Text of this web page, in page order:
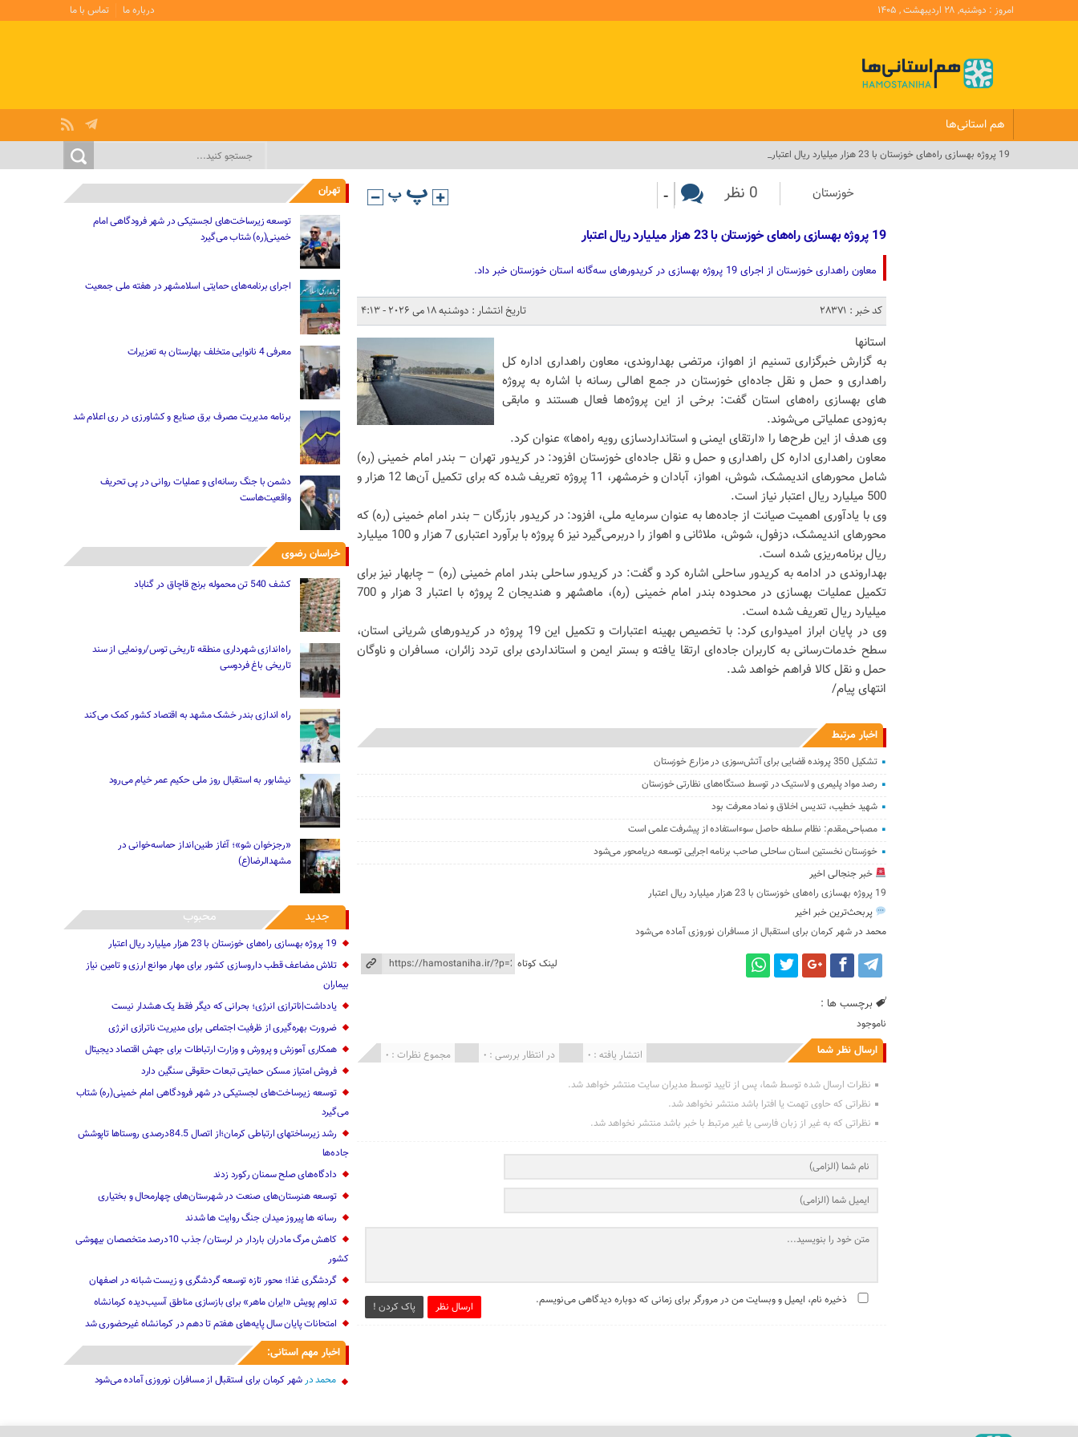
امروز : دوشنبه, ۲۸ اردیبهشت , ۱۴۰۵ درباره ما تماس با ما
هم استانی‌ها
19 پروژه بهسازی راه‌های خوزستان با 23 هزار میلیارد ریال اعتبار_
خوزستان 0 نظر -
19 پروژه بهسازی راه‌های خوزستان با 23 هزار میلیارد ریال اعتبار
معاون راهداری خوزستان از اجرای 19 پروژه بهسازی در کریدورهای سه‌گانه استان خوزستان خبر داد.
کد خبر : 28371
تاریخ انتشار : دوشنبه 18 می 2026 - 4:13
استانها
به گزارش خبرگزاری تسنیم از اهواز، مرتضی بهداروندی، معاون راهداری اداره کل
راهداری و حمل و نقل جاده‌ای خوزستان در جمع اهالی رسانه با اشاره به پروژه
های بهسازی راه‌های استان گفت: برخی از این پروژه‌ها فعال هستند و مابقی
به‌زودی عملیاتی می‌شوند.
وی هدف از این طرح‌ها را «ارتقای ایمنی و استانداردسازی رویه راه‌ها» عنوان کرد.
معاون راهداری اداره کل راهداری و حمل و نقل جاده‌ای خوزستان افزود: در کریدور تهران – بندر امام خمینی (ره)
شامل محورهای اندیمشک، شوش، اهواز، آبادان و خرمشهر، 11 پروژه تعریف شده که برای تکمیل آن‌ها 12 هزار و
500 میلیارد ریال اعتبار نیاز است.
وی با یادآوری اهمیت صیانت از جاده‌ها به عنوان سرمایه ملی، افزود: در کریدور بازرگان – بندر امام خمینی (ره) که
محورهای اندیمشک، دزفول، شوش، ملاثانی و اهواز را دربرمی‌گیرد نیز 6 پروژه با برآورد اعتباری 7 هزار و 100 میلیارد
ریال برنامه‌ریزی شده است.
بهداروندی در ادامه به کریدور ساحلی اشاره کرد و گفت: در کریدور ساحلی بندر امام خمینی (ره) – چابهار نیز برای
تکمیل عملیات بهسازی در محدوده بندر امام خمینی (ره)، ماهشهر و هندیجان 2 پروژه با اعتبار 3 هزار و 700
میلیارد ریال تعریف شده است.
وی در پایان ابراز امیدواری کرد: با تخصیص بهینه اعتبارات و تکمیل این 19 پروژه در کریدورهای شریانی استان،
سطح خدمات‌رسانی به کاربران جاده‌ای ارتقا یافته و بستر ایمن و استانداردی برای تردد زائران، مسافران و ناوگان
حمل و نقل کالا فراهم خواهد شد.
انتهای پیام/
اخبار مرتبط
تشکیل 350 پرونده قضایی برای آتش‌سوزی در مزارع خوزستان
رصد مواد پلیمری و لاستیک در توسط دستگاه‌های نظارتی خوزستان
شهید خطیب، تندیس اخلاق و نماد معرفت بود
مصباحی‌مقدم: نظام سلطه حاصل سوءاستفاده از پیشرفت علمی است
خوزستان نخستین استان ساحلی صاحب برنامه اجرایی توسعه دریامحور می‌شود
خبر جنجالی اخیر
19 پروژه بهسازی راه‌های خوزستان با 23 هزار میلیارد ریال اعتبار
پربحث‌ترین خبر اخیر
محمد درشهر کرمان برای استقبال از مسافران نوروزی آماده می‌شود
لینک کوتاه
برچسب ها :
ناموجود
ارسال نظر شما مجموع نظرات : 0 در انتظار بررسی : 0 انتشار یافته : 0
نظرات ارسال شده توسط شما، پس از تایید توسط مدیران سایت منتشر خواهد شد.
نظراتی که حاوی تهمت یا افترا باشد منتشر نخواهد شد.
نظراتی که به غیر از زبان فارسی یا غیر مرتبط با خبر باشد منتشر نخواهد شد.
ارسال نظر پاک کردن ! ذخیره نام، ایمیل و وبسایت من در مرورگر برای زمانی که دوباره دیدگاهی می‌نویسم.
تهران
توسعه زیرساخت‌های لجستیکی در شهر فرودگاهی امام
خمینی(ره) شتاب می‌گیرد
اجرای برنامه‌های حمایتی اسلامشهر در هفته ملی جمعیت
معرفی 4 نانوایی متخلف بهارستان به تعزیرات
برنامه مدیریت مصرف برق صنایع و کشاورزی در ری اعلام شد
دشمن با جنگ رسانه‌ای و عملیات روانی در پی تحریف
واقعیت‌هاست
خراسان رضوی
کشف 540 تن محموله برنج قاچاق در گناباد
راه‌اندازی شهرداری منطقه تاریخی توس/رونمایی از سند
تاریخی باغ فردوسی
راه اندازی بندر خشک مشهد به اقتصاد کشور کمک می‌کند
نیشابور به استقبال روز ملی حکیم عمر خیام می‌رود
«رجزخوان‌ شو»؛ آغاز طنین‌انداز حماسه‌خوانی در
مشهدالرضا(ع)
جدید محبوب
19 پروژه بهسازی راه‌های خوزستان با 23 هزار میلیارد ریال اعتبار
تلاش مضاعف قطب داروسازی کشور برای مهار موانع ارزی و تامین نیاز
بیماران
یادداشت|ناترازی انرژی؛ بحرانی که دیگر فقط یک هشدار نیست
ضرورت بهره‌گیری از ظرفیت اجتماعی برای مدیریت ناترازی انرژی
همکاری آموزش و پرورش و وزارت ارتباطات برای جهش اقتصاد دیجیتال
فروش امتیاز مسکن حمایتی تبعات حقوقی سنگین دارد
توسعه زیرساخت‌های لجستیکی در شهر فرودگاهی امام خمینی(ره) شتاب
می‌گیرد
رشد زیرساختهای ارتباطی کرمان؛از اتصال 84.5درصدی روستاها تاپوشش
جاده‌ها
دادگاه‌های صلح سمنان رکورد زدند
توسعه هنرستان‌های صنعت در شهرستان‌های چهارمحال و بختیاری
رسانه ها پیروز میدان جنگ روایت ها شدند
کاهش مرگ مادران باردار در لرستان/ جذب 10درصد متخصصان بیهوشی
کشور
گردشگری غذا؛ محور تازه توسعه گردشگری و زیست شبانه در اصفهان
تداوم پویش «ایران ماهر» برای بازسازی مناطق آسیب‌دیده ‌کرمانشاه
امتحانات پایان سال پایه‌های هفتم تا دهم در کرمانشاه غیرحضوری شد
اخبار مهم استانی:
محمددر شهر کرمان برای استقبال از مسافران نوروزی آماده می‌شود